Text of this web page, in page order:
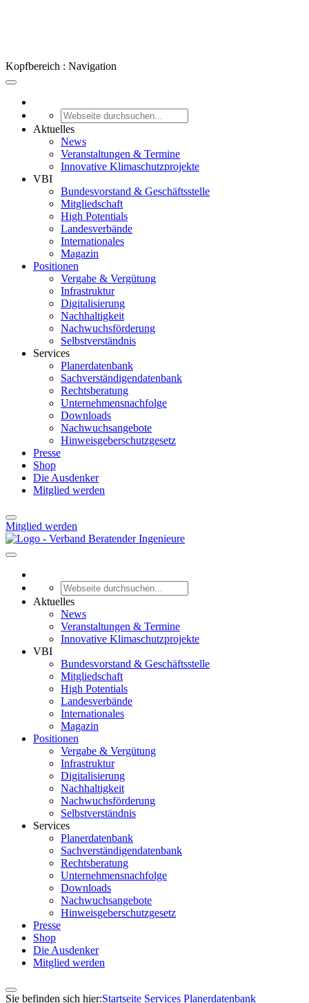
Kopfbereich : Navigation
Aktuelles
News
Veranstaltungen & Termine
Innovative Klimaschutzprojekte
VBI
Bundesvorstand & Geschäftsstelle
Mitgliedschaft
High Potentials
Landesverbände
Internationales
Magazin
Positionen
Vergabe & Vergütung
Infrastruktur
Digitalisierung
Nachhaltigkeit
Nachwuchsförderung
Selbstverständnis
Services
Planerdatenbank
Sachverständigendatenbank
Rechtsberatung
Unternehmensnachfolge
Downloads
Nachwuchsangebote
Hinweisgeberschutzgesetz
Presse
Shop
Die Ausdenker
Mitglied werden
Mitglied werden
Aktuelles
News
Veranstaltungen & Termine
Innovative Klimaschutzprojekte
VBI
Bundesvorstand & Geschäftsstelle
Mitgliedschaft
High Potentials
Landesverbände
Internationales
Magazin
Positionen
Vergabe & Vergütung
Infrastruktur
Digitalisierung
Nachhaltigkeit
Nachwuchsförderung
Selbstverständnis
Services
Planerdatenbank
Sachverständigendatenbank
Rechtsberatung
Unternehmensnachfolge
Downloads
Nachwuchsangebote
Hinweisgeberschutzgesetz
Presse
Shop
Die Ausdenker
Mitglied werden
Sie befinden sich hier:Startseite Services Pla­ner­daten­bank